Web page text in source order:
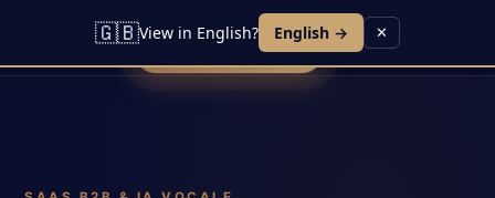
Agent VocalContactBlog
Réserver une démo
🇬🇧View in English? English → ✕